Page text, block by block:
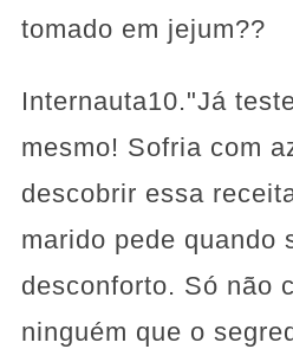
tomado em jejum??
Internauta10."Já
mesmo! Sofria com
descobrir essa
marido pede quando
desconforto. Só não
ninguém que o